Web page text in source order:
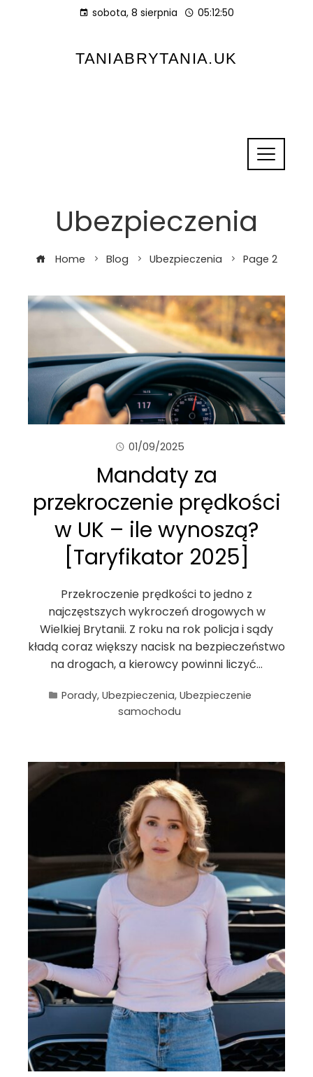
sobota, 8 sierpnia 05:12:52
TANIABRYTANIA.UK
Ubezpieczenia
Home Blog Ubezpieczenia Page 2
01/09/2025
Mandaty za
przekroczenie prędkości
w UK – ile wynoszą?
[Taryfikator 2025]
Przekroczenie prędkości to jedno z
najczęstszych wykroczeń drogowych w
Wielkiej Brytanii. Z roku na rok policja i sądy
kładą coraz większy nacisk na bezpieczeństwo
na drogach, a kierowcy powinni liczyć…
Porady, Ubezpieczenia, Ubezpieczenie
samochodu